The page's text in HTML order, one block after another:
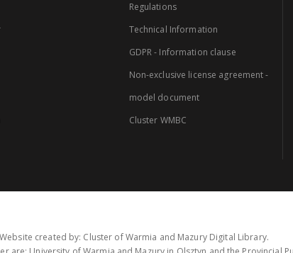
Regulations
Technical Information
GDPR - Information clause
Non-exclusive license agreement -
model document
Cluster WMBC
Website created by: Cluster of Warmia and Mazury Digital Library.